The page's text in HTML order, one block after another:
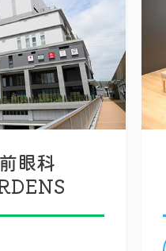
眼科